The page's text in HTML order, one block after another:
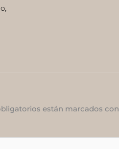
están marcados con